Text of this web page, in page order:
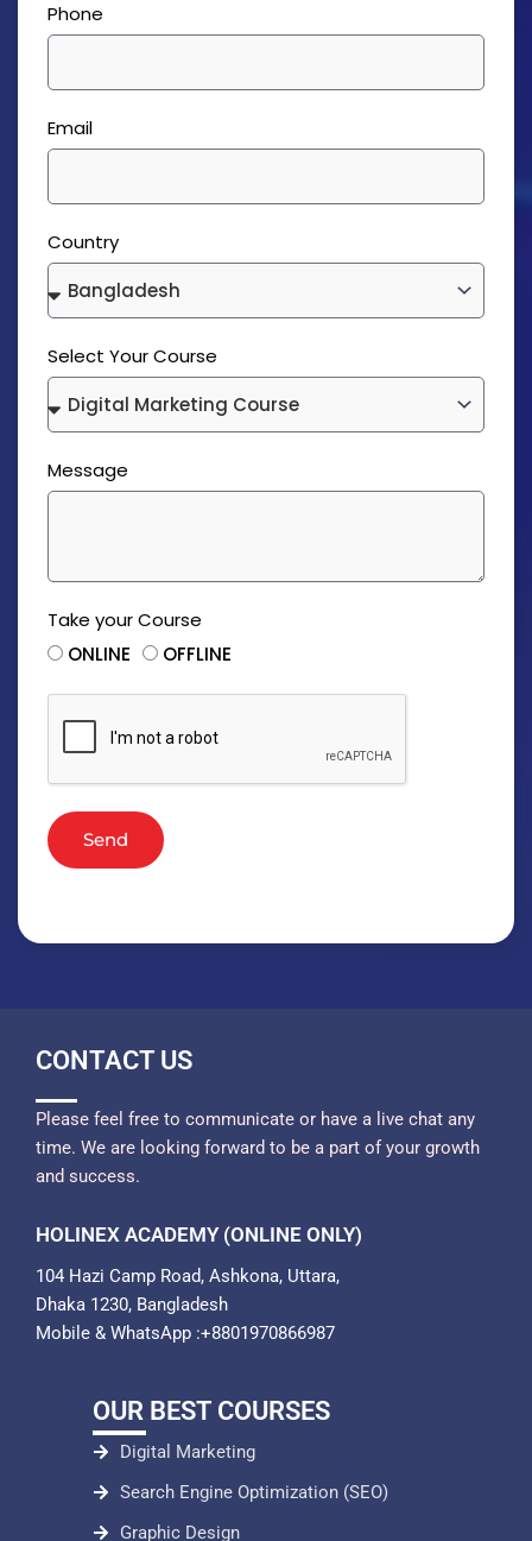
Phone
Email
Country
Select Your Course
Message
Take your Course
ONLINE
OFFLINE
Send
CONTACT US
Please feel free to communicate or have a live chat any
time. We are looking forward to be a part of your growth
and success.
HOLINEX ACADEMY (ONLINE ONLY)
104 Hazi Camp Road, Ashkona, Uttara,
Dhaka 1230, Bangladesh
Mobile & WhatsApp :+8801970866987
OUR BEST COURSES
Digital Marketing
Search Engine Optimization (SEO)
Graphic Design